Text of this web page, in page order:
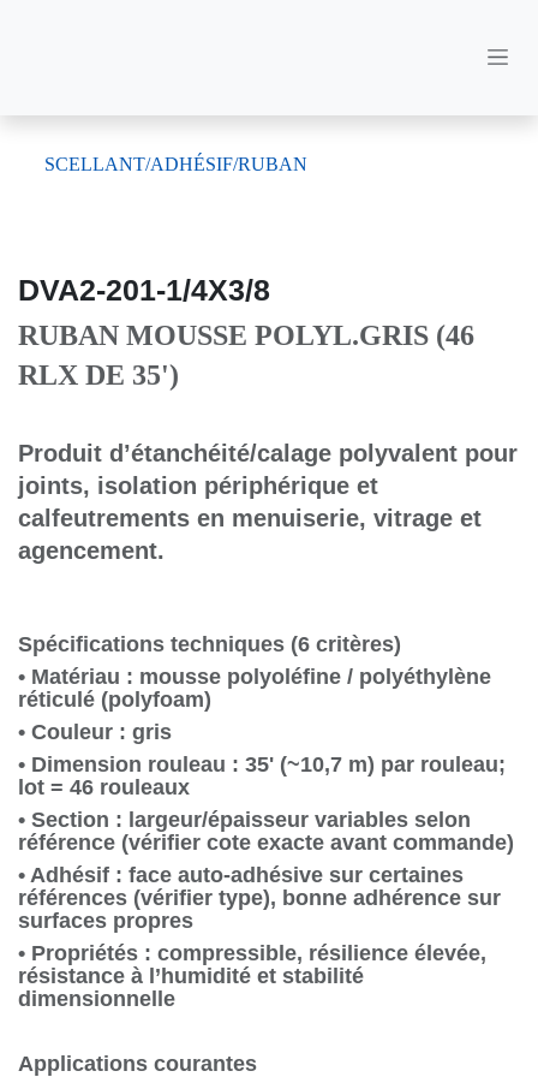
SCELLANT/ADHÉSIF/RUBAN
DVA2-201-1/4X3/8
RUBAN MOUSSE POLYL.GRIS (46
RLX DE 35')
Produit d’étanchéité/calage polyvalent
pour joints, isolation périphérique et
calfeutrements en menuiserie, vitrage
et agencement.
Spécifications techniques (6 critères)
• Matériau : mousse polyoléfine /
polyéthylène réticulé (polyfoam)
• Couleur : gris
• Dimension rouleau : 35' (~10,7 m) par
rouleau; lot = 46 rouleaux
• Section : largeur/épaisseur variables selon
référence (vérifier cote exacte avant
commande)
• Adhésif : face auto-adhésive sur certaines
références (vérifier type), bonne adhérence
sur surfaces propres
• Propriétés : compressible, résilience
élevée, résistance à l’humidité et stabilité